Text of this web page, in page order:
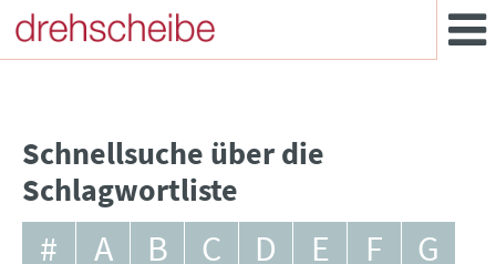
Schnellsuche über die
Schlagwortliste
# A B C D E F
G